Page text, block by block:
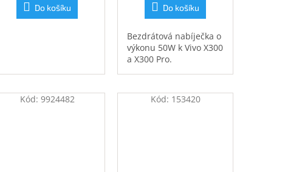
Do košíku Do košíku
Bezdrátová nabíječka o
výkonu 50W k Vivo X300
a X300 Pro.
Kód: 9924482 Kód: 153420